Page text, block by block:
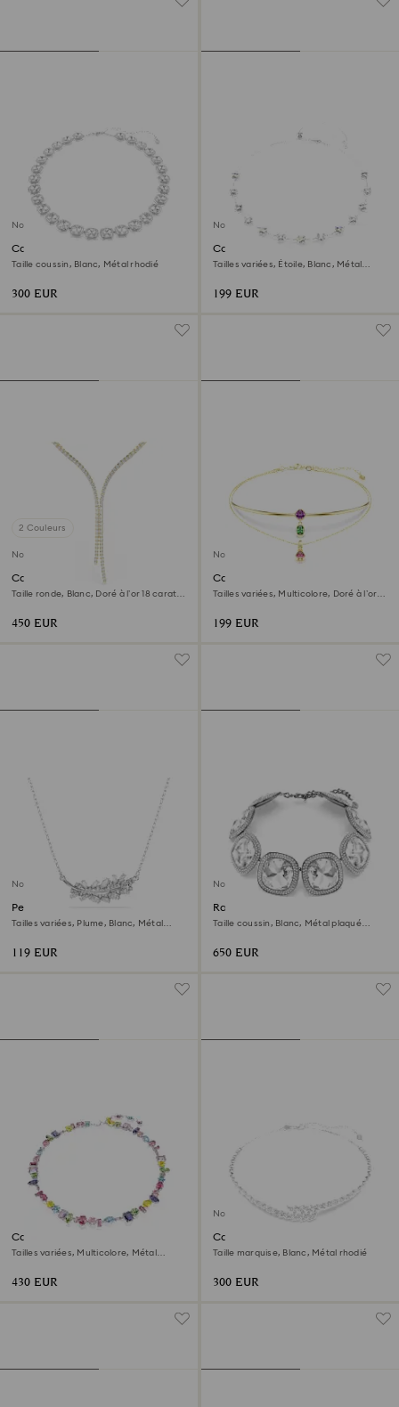
Nouveau
Collier Una Angelic
Taille coussin, Blanc, Métal rhodié
300 EUR
Nouveau
Collier Chroma
Tailles variées, Étoile, Blanc, Métal
199 EUR
2 Couleurs
Nouveau
Collier en Y Matrix
Taille ronde, Blanc, Doré à l’or 18 carats
450 EUR
Nouveau
Collier multi rangs Imber
Tailles variées, Multicolore, Doré à l’or
199 EUR
Nouveau
Pendentif Vienna
Tailles variées, Plume, Blanc, Métal
119 EUR
Nouveau
Ras-de-cou Una Angelic
Taille coussin, Blanc, Métal plaqué
650 EUR
Collier Gema
Tailles variées, Multicolore, Métal
430 EUR
Nouveau
Collier Mesmera
Taille marquise, Blanc, Métal rhodié
300 EUR